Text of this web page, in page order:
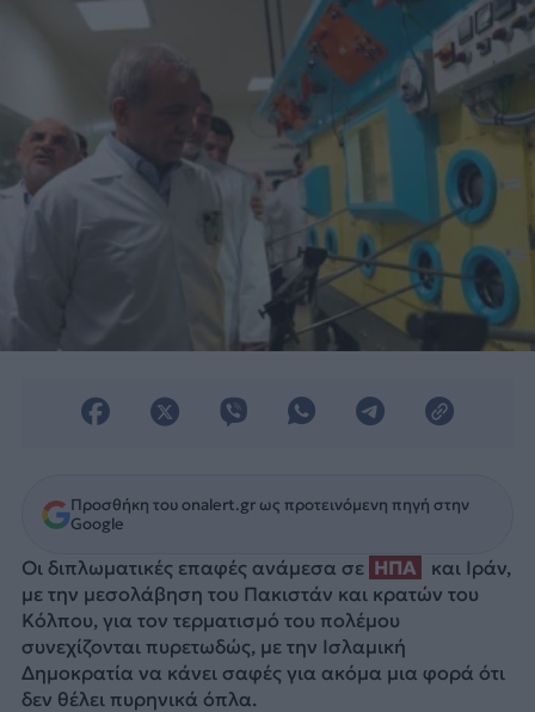
Προσθήκη του onalert.gr ως προτεινόμενη πηγή στην
Google
Οι διπλωματικές επαφές ανάμεσα σε ΗΠΑ
και Ιράν,
με την μεσολάβηση του Πακιστάν και κρατών του
Κόλπου, για τον τερματισμό του πολέμου
συνεχίζονται πυρετωδώς, με την Ισλαμική
Δημοκρατία να κάνει σαφές για ακόμα μια φορά ότι
δεν θέλει πυρηνικά όπλα.